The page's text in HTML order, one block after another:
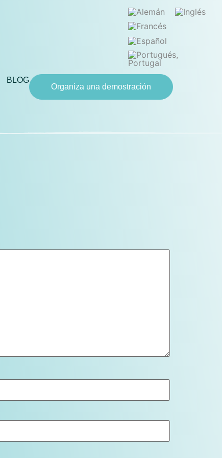
BLOG
Organiza una demostración